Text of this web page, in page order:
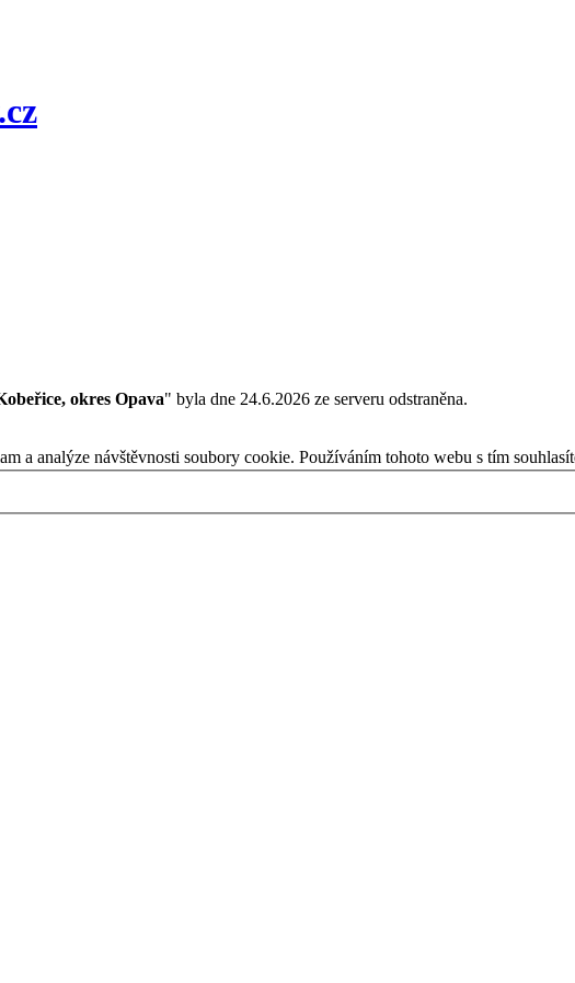
okres Opava" byla dne 24.6.2026 ze serveru odstraněna.
a analýze návštěvnosti soubory cookie. Používáním tohoto webu s tím